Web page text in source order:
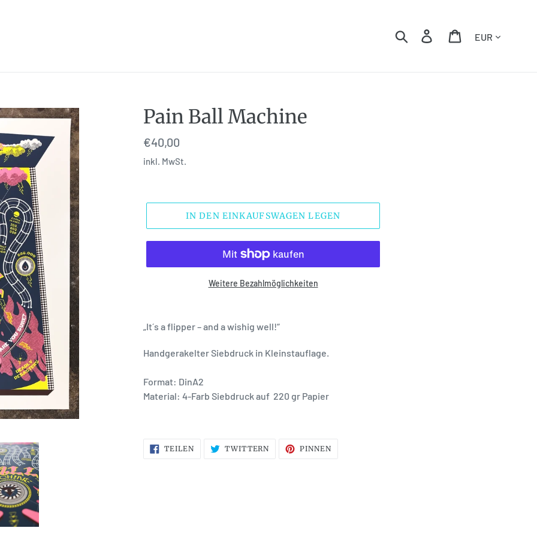
Suchen EinloggenEinkaufswagen
Pain Ball Machine
Normaler
Preis
€40,00
inkl. MwSt.
IN DEN EINKAUFSWAGEN LEGEN
Weitere Bezahlmöglichkeiten
„It´s a flipper – and a wishig well!“
Handgerakelter Siebdruck in Kleinstauflage.
Format: DinA2
Material: 4-Farb Siebdruck auf 220 gr Papier
TEILENAUF
FACEBOOK
TWITTERN
TWITTER
PINNEN